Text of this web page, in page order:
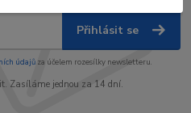
Přihlásit se
údajůza účelem rozesílky newsletteru.
Zasíláme jednou za 14 dní.